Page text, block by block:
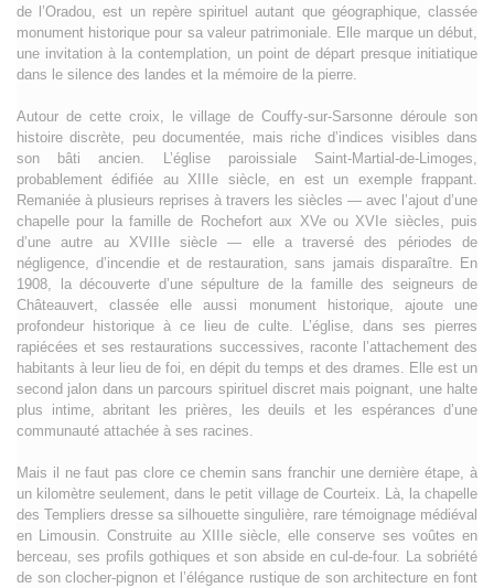
de l’Oradou, est un repère spirituel autant que géographique, classée
monument historique pour sa valeur patrimoniale. Elle marque un début,
une invitation à la contemplation, un point de départ presque initiatique
dans le silence des landes et la mémoire de la pierre.
Autour de cette croix, le village de Couffy-sur-Sarsonne déroule son
histoire discrète, peu documentée, mais riche d’indices visibles dans
son bâti ancien. L’église paroissiale Saint-Martial-de-Limoges,
probablement édifiée au XIIIe siècle, en est un exemple frappant.
Remaniée à plusieurs reprises à travers les siècles — avec l’ajout d’une
chapelle pour la famille de Rochefort aux XVe ou XVIe siècles, puis
d’une autre au XVIIIe siècle — elle a traversé des périodes de
négligence, d’incendie et de restauration, sans jamais disparaître. En
1908, la découverte d’une sépulture de la famille des seigneurs de
Châteauvert, classée elle aussi monument historique, ajoute une
profondeur historique à ce lieu de culte. L’église, dans ses pierres
rapiécées et ses restaurations successives, raconte l’attachement des
habitants à leur lieu de foi, en dépit du temps et des drames. Elle est un
second jalon dans un parcours spirituel discret mais poignant, une halte
plus intime, abritant les prières, les deuils et les espérances d’une
communauté attachée à ses racines.
Mais il ne faut pas clore ce chemin sans franchir une dernière étape, à
un kilomètre seulement, dans le petit village de Courteix. Là, la chapelle
des Templiers dresse sa silhouette singulière, rare témoignage médiéval
en Limousin. Construite au XIIIe siècle, elle conserve ses voûtes en
berceau, ses profils gothiques et son abside en cul-de-four. La sobriété
de son clocher-pignon et l’élégance rustique de son architecture en font